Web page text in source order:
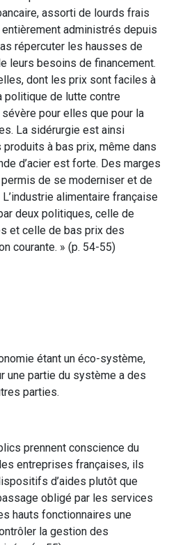
assorti de lourds frais
administrés depuis
répercuter les hausses de
leurs besoins de financement.
dont les prix sont faciles à
politique de lutte contre
sévère pour elles que pour la
La sidérurgie est ainsi
à bas prix, même dans
d’acier est forte. Des marges
de se moderniser et de
alimentaire française
deux politiques, celle de
et celle de bas prix des
courante. » (p. 54-55)
étant un éco-système,
une partie du système a des
parties.
prennent conscience du
entreprises françaises, ils
d’aides plutôt que
obligé par les services
hauts fonctionnaires une
la gestion des